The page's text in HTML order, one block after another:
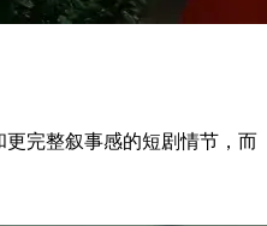
完整叙事感的短剧情节，而